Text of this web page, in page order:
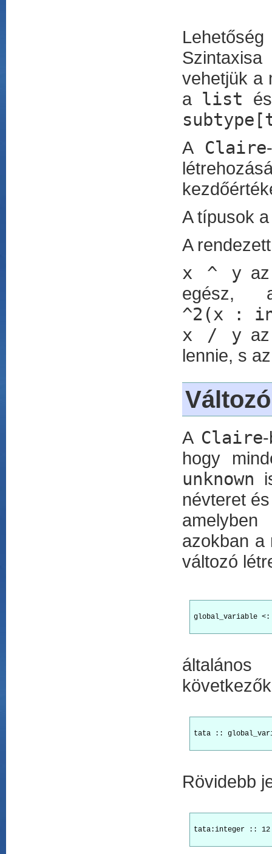
vehetjük a
a list
A Claire
A típusok
A
x ^ y
egész,
^2(x :
x / y
lennie, s
A Claire
hogy
unknown
névteret
azokban a
változó
global_variable
tata ::
Rövidebb
tata:integer :: 12